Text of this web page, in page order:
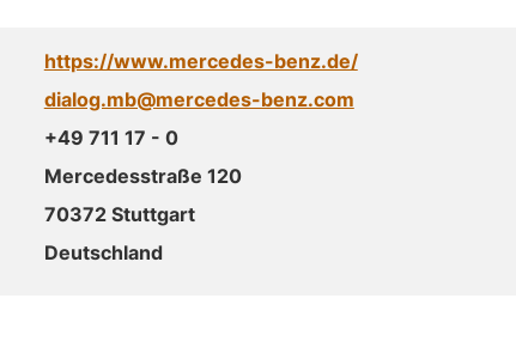
https://www.mercedes-benz.de/
dialog.mb@mercedes-benz.com
+49 711 17 - 0
Mercedesstraße 120
70372 Stuttgart
Deutschland